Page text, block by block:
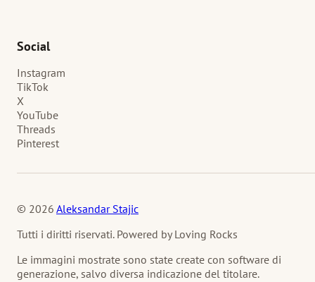
Social
Instagram
TikTok
X
YouTube
Threads
Pinterest
© 2026 Aleksandar Stajic
Tutti i diritti riservati. Powered by Loving Rocks
Le immagini mostrate sono state create con software di
generazione, salvo diversa indicazione del titolare.